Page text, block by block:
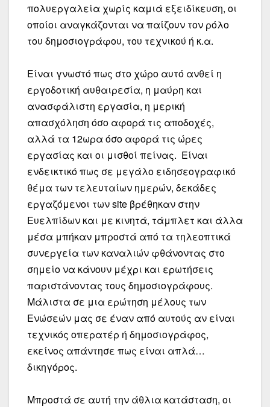
πολυεργαλεία χωρίς καμιά εξειδίκευση, οι
οποίοι αναγκάζονται να παίζουν τον ρόλο
του δημοσιογράφου, του τεχνικού ή κ.α.
Είναι γνωστό πως στο χώρο αυτό ανθεί η
εργοδοτική αυθαιρεσία, η μαύρη και
ανασφάλιστη εργασία, η μερική
απασχόληση όσο αφορά τις αποδοχές,
αλλά τα 12ωρα όσο αφορά τις ώρες
εργασίας και οι μισθοί πείνας. Είναι
ενδεικτικό πως σε μεγάλο ειδησεογραφικό
θέμα των τελευταίων ημερών, δεκάδες
εργαζόμενοι τωνsite βρέθηκαν στην
Ευελπίδων και με κινητά, τάμπλετ και άλλα
μέσα μπήκαν μπροστά από τα τηλεοπτικά
συνεργεία των καναλιών φθάνοντας στο
σημείο να κάνουν μέχρι και ερωτήσεις
παριστάνοντας τους δημοσιογράφους.
Μάλιστα σε μια ερώτηση μέλους των
Ενώσεών μας σε έναν από αυτούς αν είναι
τεχνικός οπερατέρ ή δημοσιογράφος,
εκείνος απάντησε πως είναι απλά…
δικηγόρος.
Μπροστά σε αυτή την άθλια κατάσταση, οι